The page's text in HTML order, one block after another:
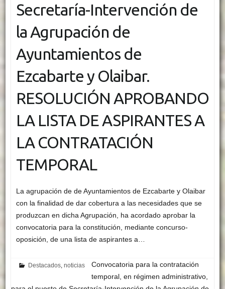
Secretaría-Intervención de
la Agrupación de
Ayuntamientos de
Ezcabarte y Olaibar.
RESOLUCIÓN APROBANDO
LA LISTA DE ASPIRANTES A
LA CONTRATACIÓN
TEMPORAL
La agrupación de de Ayuntamientos de Ezcabarte y Olaibar
con la finalidad de dar cobertura a las necesidades que se
produzcan en dicha Agrupación, ha acordado aprobar la
convocatoria para la constitución, mediante concurso-
oposición, de una lista de aspirantes a…
Destacados ,noticias
Convocatoria para la contratación
temporal, en régimen administrativo,